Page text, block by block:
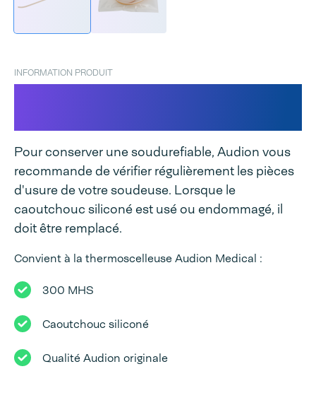
INFORMATION PRODUIT
Pour conserver une soudurefiable, Audion vous
recommande de vérifier régulièrement les pièces
d'usure de votre soudeuse. Lorsque le
caoutchouc siliconé est usé ou endommagé, il
doit être remplacé.
Convient à la thermoscelleuse Audion Medical :
300 MHS
Caoutchouc siliconé
Qualité Audion originale